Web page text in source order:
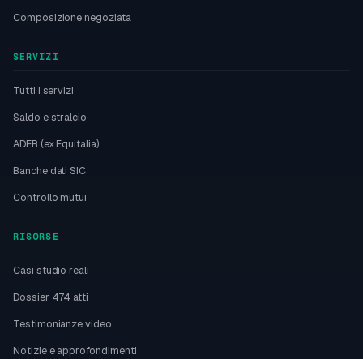
Composizione negoziata
SERVIZI
Tutti i servizi
Saldo e stralcio
ADER (ex Equitalia)
Banche dati SIC
Controllo mutui
RISORSE
Casi studio reali
Dossier 474 atti
Testimonianze video
Notizie e approfondimenti